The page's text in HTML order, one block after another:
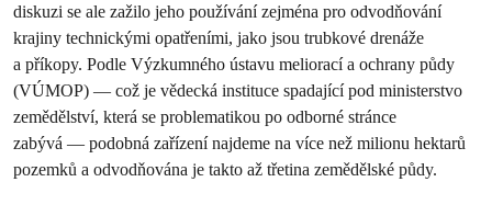
diskuzi se ale zažilo jeho používání zejména pro odvodňování
krajiny technickými opatřeními, jako jsou trubkové drenáže
a příkopy. Podle Výzkumného ústavu meliorací a ochrany půdy
(VÚMOP) — což je vědecká instituce spadající pod ministerstvo
zemědělství, která se problematikou po odborné stránce
zabývá — podobná zařízení najdeme na více než milionu hektarů
pozemků a odvodňována je takto až třetina zemědělské půdy.